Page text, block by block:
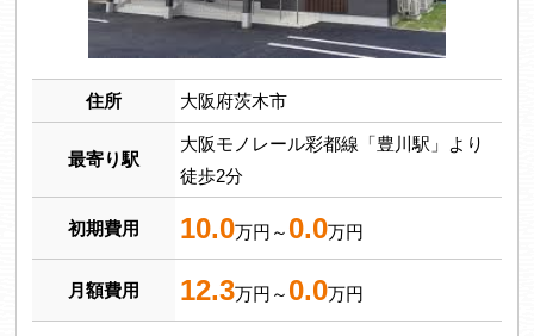
住所 大阪府茨木市
最寄り駅
大阪モノレール彩都線「豊川駅」より
徒歩2分
初期費用 10.0万円～ 0.0万円
月額費用 12.3万円～ 0.0万円